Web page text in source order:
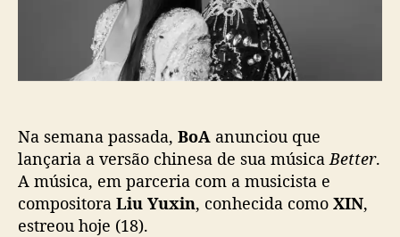
c
a
ç
ã
‘
B
e
t
r
’
v
r
Na semana passada, BoA anunciou que
lançaria a versão chinesa de sua músicaBetter.
A música, em parceria com a musicista e
compositora Liu Yuxin, conhecida como XIN,
estreou hoje (18).